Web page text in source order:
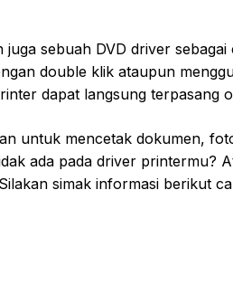
sebuah DVD driver
double klik ataupun
dapat langsung terpasang
untuk mencetak dokumen,
ada pada driver printermu?
simak informasi berikut